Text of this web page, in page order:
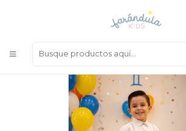
LAS MEJORES PRENDAS A UN SOLO